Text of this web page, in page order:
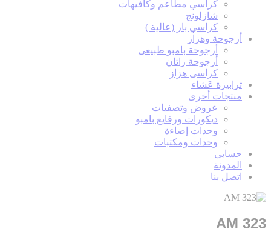
كراسي مطاعم وكافيهات
شازلونج
كراسي بار (عالية )
أرجوحة وهزاز
أرجوحة بامبو طبيعى
أرجوحة راتان
كراسى هزاز
ترابيزة عَشاء
منتجات أخرى
عروض وتصفيات
ديكورات ورفايع بامبو
وحدات إضاءة
وحدات ومكتبات
حسابى
المدونة
اتصل بنا
AM 323